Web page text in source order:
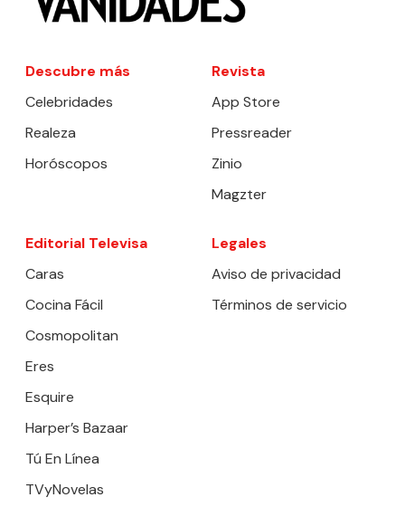
Descubre más
Celebridades
Realeza
Horóscopos
Revista
App Store
Pressreader
Zinio
Magzter
Editorial Televisa
Caras
Cocina Fácil
Cosmopolitan
Eres
Esquire
Harper’s Bazaar
Tú En Línea
TVyNovelas
Legales
Aviso de privacidad
Términos de servicio